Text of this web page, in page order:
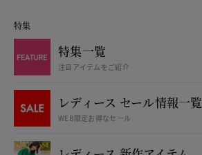
特集
特集一覧
注目アイテムをご紹介
レディース セール情報一覧
WEB限定お得なセール